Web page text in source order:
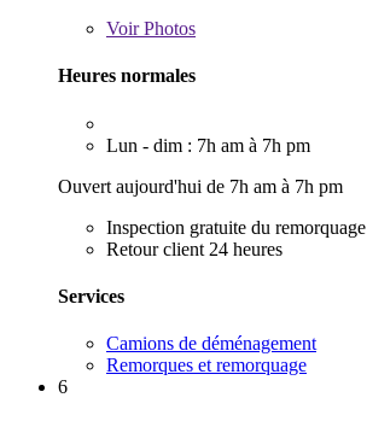
VoirPhotos
Heures normales
Lun - dim : 7h am à 7h pm
Ouvert aujourd'hui de 7h am à 7h pm
Inspection gratuite du remorquage
Retour client 24 heures
Services
Camions de déménagement
Remorques et remorquage
6